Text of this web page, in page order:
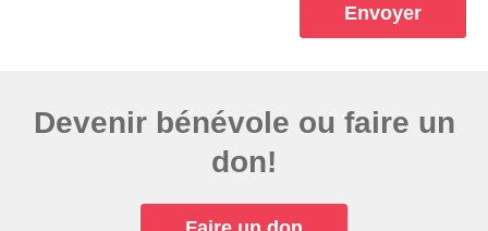
Envoyer
Devenir bénévole ou faire un
don!